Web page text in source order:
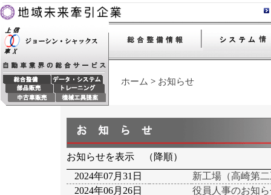
ホーム > お知らせ
お知らせを表示 （降順）
2024年07月31日
新工場（高崎第
2024年06月26日
役員人事のお知